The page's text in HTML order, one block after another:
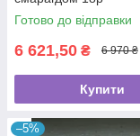
Готово до відправки
6 621,50 ₴ 6 970 ₴
Купити
–5%